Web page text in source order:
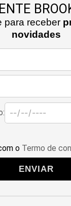
para receber
novidades
o Termo de
ENVIAR